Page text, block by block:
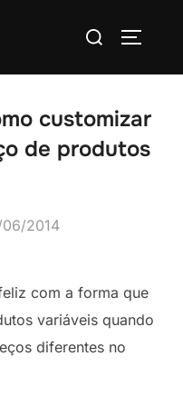
Pesquisar
customizar
de produtos
06/2014
com a forma que
variáveis quando
diferentes no